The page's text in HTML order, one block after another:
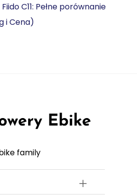
C11: Pełne porównanie
i Cena)
family